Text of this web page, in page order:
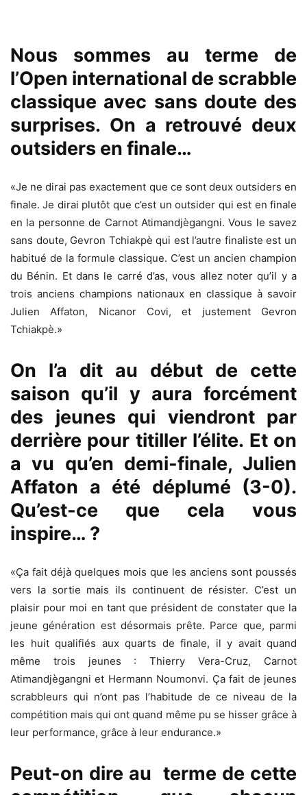
Nous sommes au terme de
l’Open international de scrabble
classique avec sans doute des
surprises. On a retrouvé deux
outsiders en finale…
«Je ne dirai pas exactement que ce sont deux outsiders en
finale. Je dirai plutôt que c’est un outsider qui est en finale
en la personne de Carnot Atimandjègangni. Vous le savez
sans doute, Gevron Tchiakpè qui est l’autre finaliste est un
habitué de la formule classique. C’est un ancien champion
du Bénin. Et dans le carré d’as, vous allez noter qu’il y a
trois anciens champions nationaux en classique à savoir
Julien Affaton, Nicanor Covi, et justement Gevron
Tchiakpè.»
On l’a dit au début de cette
saison qu’il y aura forcément
des jeunes qui viendront par
derrière pour titiller l’élite. Et on
a vu qu’en demi-finale, Julien
Affaton a été déplumé (3-0).
Qu’est-ce que cela vous
inspire… ?
«Ça fait déjà quelques mois que les anciens sont poussés
vers la sortie mais ils continuent de résister. C’est un
plaisir pour moi en tant que président de constater que la
jeune génération est désormais prête. Parce que, parmi
les huit qualifiés aux quarts de finale, il y avait quand
même trois jeunes : Thierry Vera-Cruz, Carnot
Atimandjègangni et Hermann Noumonvi. Ça fait de jeunes
scrabbleurs qui n’ont pas l’habitude de ce niveau de la
compétition mais qui ont quand même pu se hisser grâce à
leur performance, grâce à leur endurance.»
Peut-on dire au terme de cette